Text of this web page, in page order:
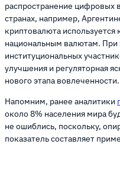
распространение цифровых
странах, например,
криптовалюта используется
национальным валютам. При
институциональных
улучшения и регуляторная
нового этапа вовлеченности.
Напомним, ранее аналитики
около 8% населения мира
не ошиблись, поскольку,
показатель составляет